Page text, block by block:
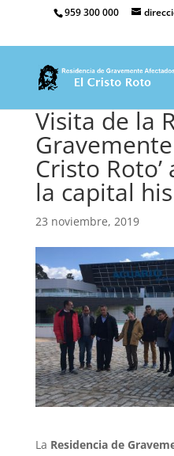
959 300 000
Visita de la
Gravemente
Cristo
la capital
23 noviembre, 2019
La Residencia de